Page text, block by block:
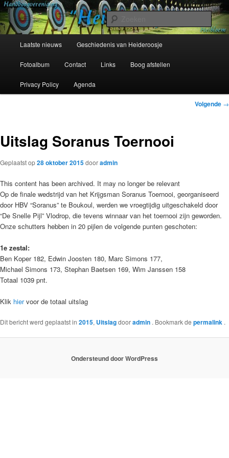
Spring
naar
de
primaireHandboogvereniging Heideroosje
Heibloem
Sinds 1954
Laatste nieuws Geschiedenis van Heideroosje
Fotoalbum Contact Links Boog afstellen
Privacy Policy Agenda
Bericht
Volgende →
Uitslag Soranus Toernooi
Geplaatst op28 oktober 2015dooradmin
This content has been archived. It may no longer be relevant
Op de finale wedstrijd van het Krijgsman Soranus Toernooi, georganiseerd
door HBV “Soranus” te Boukoul, werden we vroegtijdig uitgeschakeld door
“De Snelle Pijl” Vlodrop, die tevens winnaar van het toernooi zijn geworden.
Onze schutters hebben in 20 pijlen de volgende punten geschoten:
1e zestal:
Ben Koper 182, Edwin Joosten 180, Marc Simons 177,
Michael Simons 173, Stephan Baetsen 169, Wim Janssen 158
Totaal 1039 pnt.
Klik hiervoor de totaal uitslag
Dit bericht werd geplaatst in 2015, Uitslagdooradmin . Bookmark de permalink .
Ondersteund door WordPress